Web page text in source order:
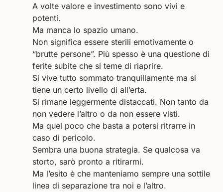
A volte valore e investimento sono vivi e
potenti.
Ma manca lo spazio umano.
Non significa essere sterili emotivamente o
“brutte persone”. Più spesso è una questione di
ferite subite che si teme di riaprire.
Si vive tutto sommato tranquillamente ma si
tiene un certo livello di all’erta.
Si rimane leggermente distaccati. Non tanto da
non vedere l’altro o da non essere visti.
Ma quel poco che basta a potersi ritrarre in
caso di pericolo.
Sembra una buona strategia. Se qualcosa va
storto, sarò pronto a ritirarmi.
Ma l’esito è che manteniamo sempre una sottile
linea di separazione tra noi e l’altro.